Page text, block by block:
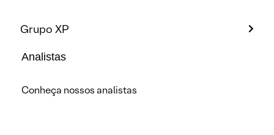
Grupo XP
Analistas
Conheça nossos analistas